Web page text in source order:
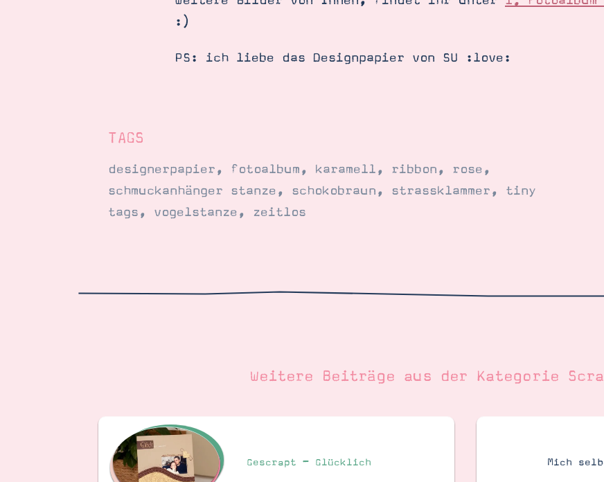
:)
PS: ich liebe das Designpapier von SU :love:
TAGS
designerpapier, fotoalbum, karamell, ribbon, rose,
schmuckanhänger stanze, schokobraun, strassklammer, tiny
tags, vogelstanze, zeitlos
Weitere Beiträge aus der Kategorie
Gescrapt – Glücklich Mich